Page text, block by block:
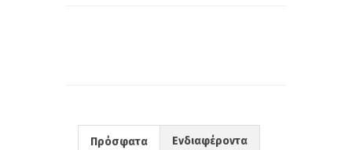
Πρόσφατα Ενδιαφέροντα